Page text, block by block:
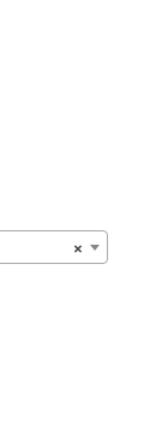
×